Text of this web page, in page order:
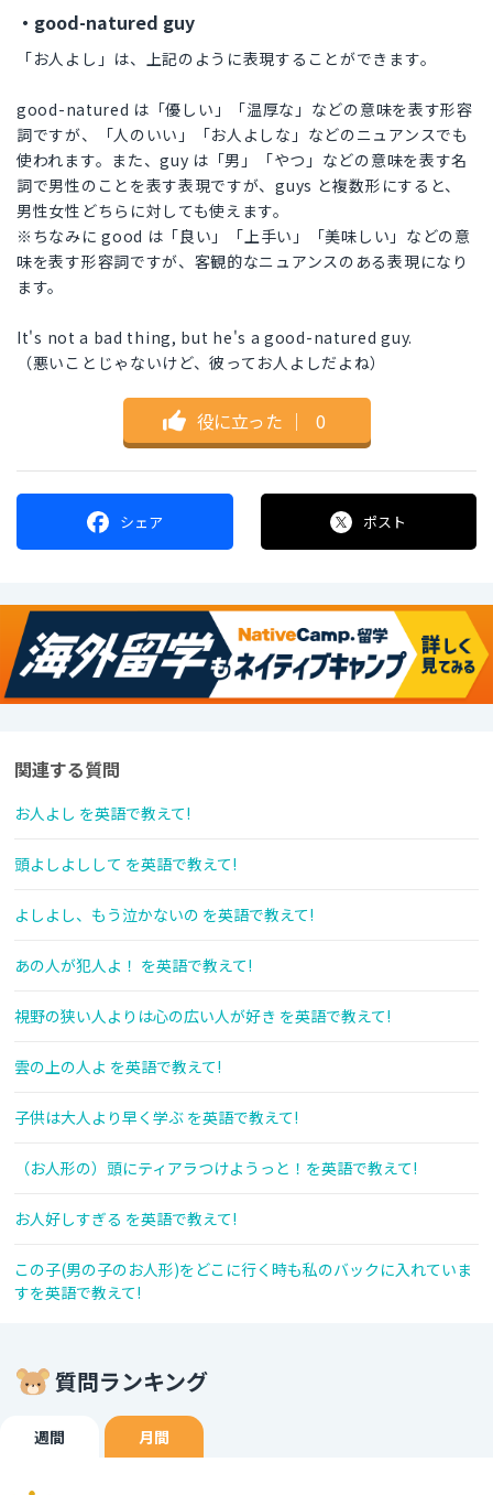
・good-natured guy
「お人よし」は、上記のように表現することができます。
good-natured は「優しい」「温厚な」などの意味を表す形容
詞ですが、「人のいい」「お人よしな」などのニュアンスでも
使われます。また、guy は「男」「やつ」などの意味を表す名
詞で男性のことを表す表現ですが、guys と複数形にすると、
男性女性どちらに対しても使えます。
※ちなみに good は「良い」「上手い」「美味しい」などの意
味を表す形容詞ですが、客観的なニュアンスのある表現になり
ます。
It's not a bad thing, but he's a good-natured guy.
（悪いことじゃないけど、彼ってお人よしだよね）
役に立った ｜ 0
シェア ポスト
関連する質問
お人よし を英語で教えて!
頭よしよしして を英語で教えて!
よしよし、もう泣かないの を英語で教えて!
あの人が犯人よ！ を英語で教えて!
視野の狭い人よりは心の広い人が好き を英語で教えて!
雲の上の人よ を英語で教えて!
子供は大人より早く学ぶ を英語で教えて!
（お人形の）頭にティアラつけようっと！を英語で教えて!
お人好しすぎる を英語で教えて!
この子(男の子のお人形)をどこに行く時も私のバックに入れていま
すを英語で教えて!
質問ランキング
週間 月間